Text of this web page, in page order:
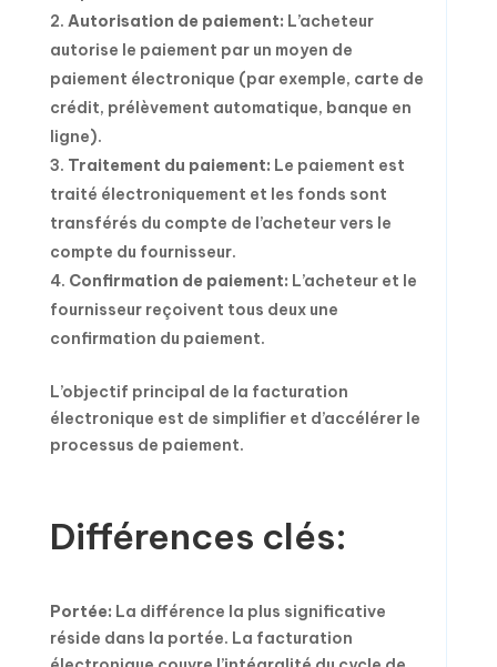
Autorisation de paiement: L’acheteur
autorise le paiement par un moyen de
paiement électronique (par exemple, carte de
crédit, prélèvement automatique, banque en
ligne).
Traitement du paiement: Le paiement est
traité électroniquement et les fonds sont
transférés du compte de l’acheteur vers le
compte du fournisseur.
Confirmation de paiement: L’acheteur et le
fournisseur reçoivent tous deux une
confirmation du paiement.
L’objectif principal de la facturation
électronique est de simplifier et d’accélérer le
processus de paiement.
Différences clés:
Portée: La différence la plus significative
réside dans la portée. La facturation